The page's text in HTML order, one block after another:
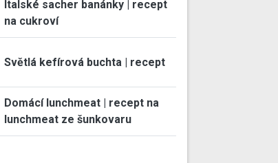
Italské sacher banánky | recept
na cukroví
Světlá kefírová buchta | recept
Domácí lunchmeat | recept na
lunchmeat ze šunkovaru